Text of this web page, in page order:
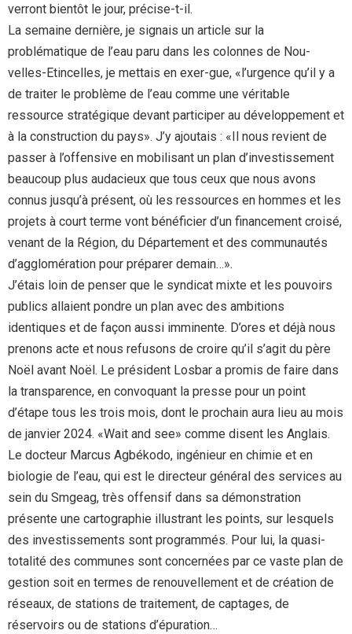
verront bientôt le jour, précise-t-il.
La semaine dernière, je signais un article sur la
problématique de l’eau paru dans les colonnes de Nou-
velles-Etincelles, je mettais en exer-gue, «l’urgence qu’il y a
de traiter le problème de l’eau comme une véritable
ressource stratégique devant participer au développement et
à la construction du pays». J’y ajoutais : «Il nous revient de
passer à l’offensive en mobilisant un plan d’investissement
beaucoup plus audacieux que tous ceux que nous avons
connus jusqu’à présent, où les ressources en hommes et les
projets à court terme vont bénéficier d’un financement croisé,
venant de la Région, du Département et des communautés
d’agglomération pour préparer demain…».
J’étais loin de penser que le syndicat mixte et les pouvoirs
publics allaient pondre un plan avec des ambitions
identiques et de façon aussi imminente. D’ores et déjà nous
prenons acte et nous refusons de croire qu’il s’agit du père
Noël avant Noël. Le président Losbar a promis de faire dans
la transparence, en convoquant la presse pour un point
d’étape tous les trois mois, dont le prochain aura lieu au mois
de janvier 2024. «Wait and see» comme disent les Anglais.
Le docteur Marcus Agbékodo, ingénieur en chimie et en
biologie de l’eau, qui est le directeur général des services au
sein du Smgeag, très offensif dans sa démonstration
présente une cartographie illustrant les points, sur lesquels
des investissements sont programmés. Pour lui, la quasi-
totalité des communes sont concernées par ce vaste plan de
gestion soit en termes de renouvellement et de création de
réseaux, de stations de traitement, de captages, de
réservoirs ou de stations d’épuration…